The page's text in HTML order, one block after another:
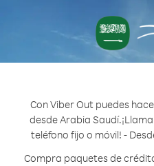
Con Viber Out puedes
desde Arabia Saudí.
teléfono fijo o móvil! -
Compra paquetes de